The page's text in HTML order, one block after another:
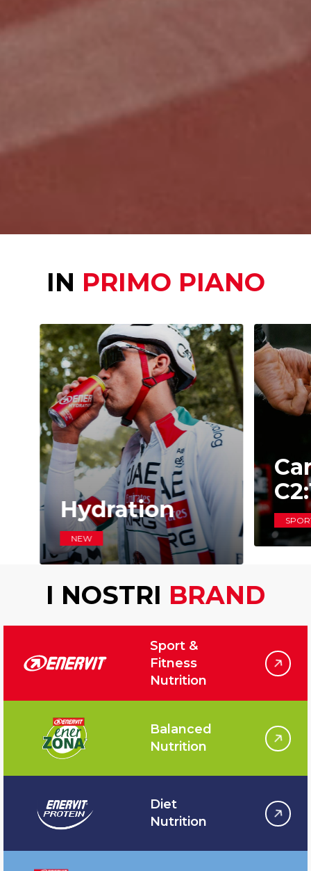
IN PRIMO PIANO
Hydration
NEW
I NOSTRI BRAND
Sport &
Fitness
Nutrition
Balanced
Nutrition
Diet
Nutrition